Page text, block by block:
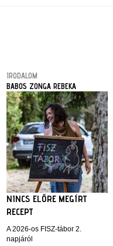
IRODALOM
BABOS ZONGA REBEKA
NINCS ELŐRE MEGÍRT
RECEPT
A 2026-os FISZ-tábor 2.
napjáról